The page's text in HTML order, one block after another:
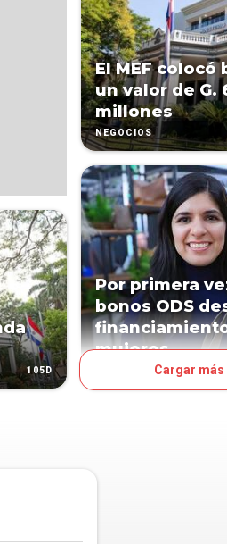
105D
El MEF colocó
un valor de G.
millones
NEGOCIOS
Por primera
bonos ODS
mujeres
Cargar